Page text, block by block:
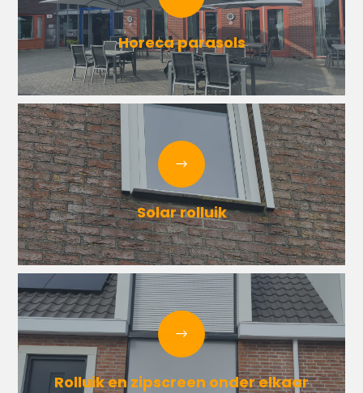
Horeca parasols
Solar rolluik
Rolluik en zipscreen onder elkaar